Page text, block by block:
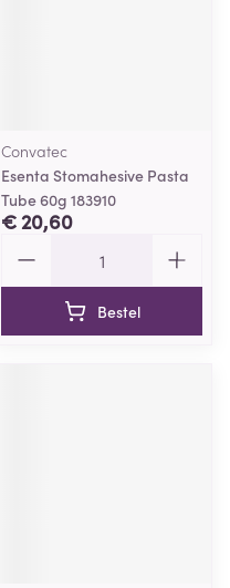
Convatec
Esenta Stomahesive Pasta
Tube 60g 183910
€ 20,60
Bestel